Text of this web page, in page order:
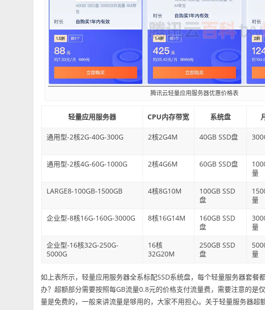
腾讯云轻量应用服务器优惠价格表
轻量应用服务器 CPU内存带宽 系统盘
通用型-2核2G-40G-300G 2核2G4M 40GB SSD盘
通用型-2核4G-60G-1000G 2核4G6M 60GB SSD盘
量
LARGE8-100GB-1500GB 4核8G10M
100GB SSD
盘
量
企业型-8核16G-160G-3000G 8核16G14M
160GB SSD
盘
量
企业型-16核32G-250G-
5000G
16核
32G20M
250GB SSD
盘
量
如上表所示，轻量应用服务器全系标配SSD系统盘，每个轻量服务器套餐
办？超额部分需要按照每GB流量0.8元的价格支付流量费，需要注意的是
量是免费的，一般来讲流量是够用的，大家不用担心。关于轻量服务器超